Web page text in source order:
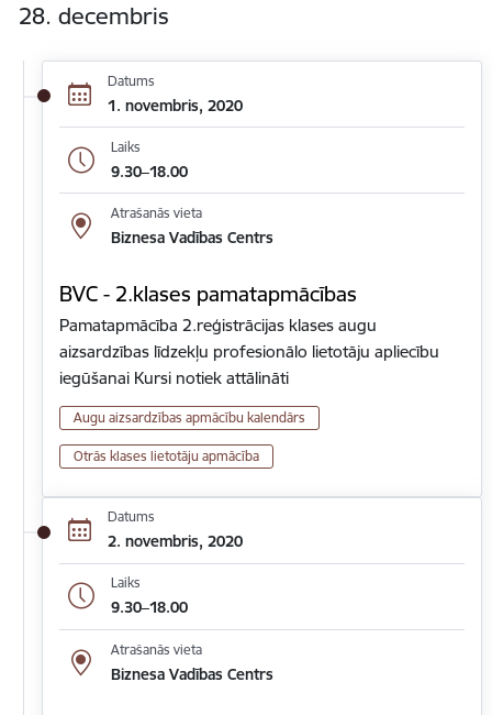
28. decembris
Datums
1. novembris, 2020
Laiks
9.30–18.00
Atrašanās vieta
Biznesa Vadības Centrs
BVC - 2.klases pamatapmācības
Pamatapmācība 2.reģistrācijas klases augu
aizsardzības līdzekļu profesionālo lietotāju apliecību
iegūšanai Kursi notiek attālināti
Augu aizsardzības apmācību kalendārs
Otrās klases lietotāju apmācība
Datums
2. novembris, 2020
Laiks
9.30–18.00
Atrašanās vieta
Biznesa Vadības Centrs